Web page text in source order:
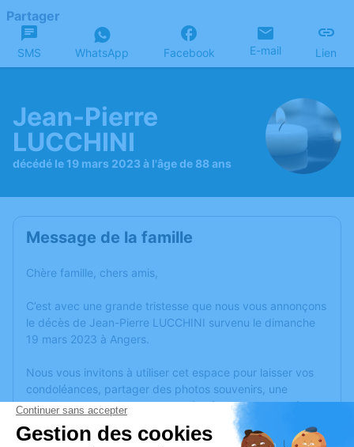
Partager
SMS WhatsApp Facebook E-mail Lien
Jean-Pierre
LUCCHINI
décédé le 19 mars 2023 à l'âge de 88 ans
Message de la famille
Chère famille, chers amis,
C’est avec une grande tristesse que nous vous annonçons
le décès de Jean-Pierre LUCCHINI survenu le dimanche
19 mars 2023 à Angers.
Nous vous invitons à utiliser cet espace pour laisser vos
condoléances, partager des photos souvenirs, une
anecdote ou exprimer vos pensées à travers des poèmes
ou des textes. Cet endroit est un lieu d'expression dédié à
honorer la mémoire de Jean-Pierre LUCCHINI.